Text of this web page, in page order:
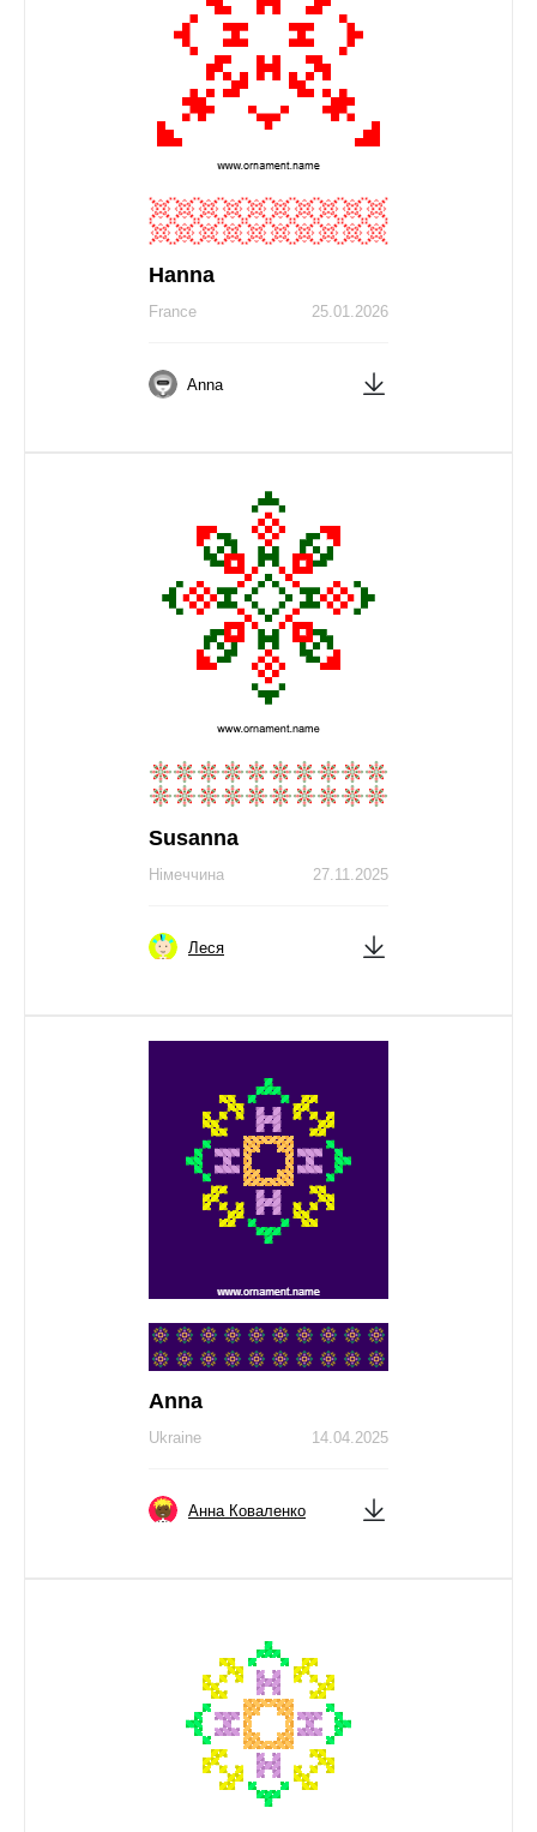
Hanna
25.01.2026
France
Anna
Susanna
27.11.2025
Німеччина
Леся
Anna
14.04.2025
Ukraine
Анна Коваленко